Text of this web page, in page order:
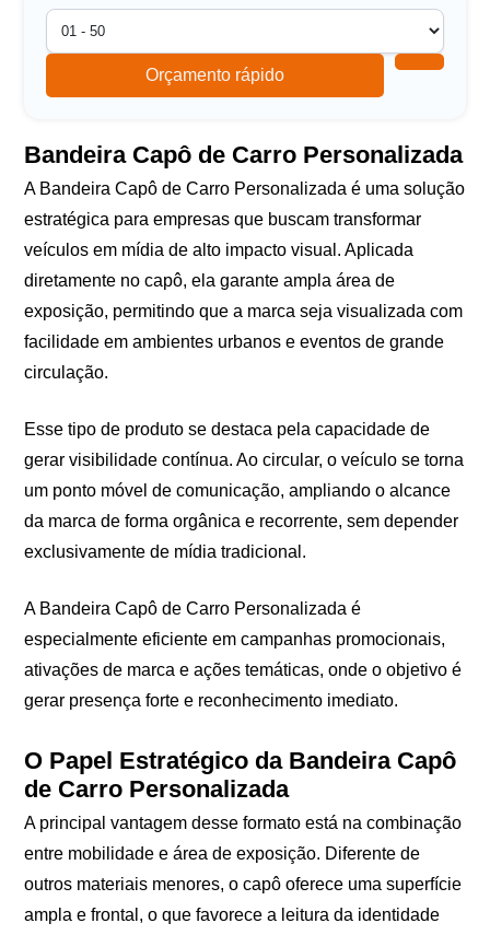
Orçamento rápido
Bandeira Capô de Carro Personalizada
A Bandeira Capô de Carro Personalizada é uma solução
estratégica para empresas que buscam transformar
veículos em mídia de alto impacto visual. Aplicada
diretamente no capô, ela garante ampla área de
exposição, permitindo que a marca seja visualizada com
facilidade em ambientes urbanos e eventos de grande
circulação.
Esse tipo de produto se destaca pela capacidade de
gerar visibilidade contínua. Ao circular, o veículo se torna
um ponto móvel de comunicação, ampliando o alcance
da marca de forma orgânica e recorrente, sem depender
exclusivamente de mídia tradicional.
A Bandeira Capô de Carro Personalizada é
especialmente eficiente em campanhas promocionais,
ativações de marca e ações temáticas, onde o objetivo é
gerar presença forte e reconhecimento imediato.
O Papel Estratégico da Bandeira Capô
de Carro Personalizada
A principal vantagem desse formato está na combinação
entre mobilidade e área de exposição. Diferente de
outros materiais menores, o capô oferece uma superfície
ampla e frontal, o que favorece a leitura da identidade